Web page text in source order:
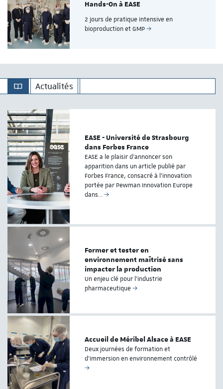
Hands-On à EASE
2 jours de pratique intensive en
bioproduction et GMP
Actualités
EASE - Université de Strasbourg
dans Forbes France
EASE a le plaisir d’annoncer son
apparition dans un article publié par
Forbes France, consacré à l’innovation
portée par Pewman Innovation Europe
dans…
Former et tester en
environnement maîtrisé sans
impacter la production
Un enjeu clé pour l’industrie
pharmaceutique
Accueil de Méribel Alsace à EASE
Deux journées de formation et
d’immersion en environnement contrôlé